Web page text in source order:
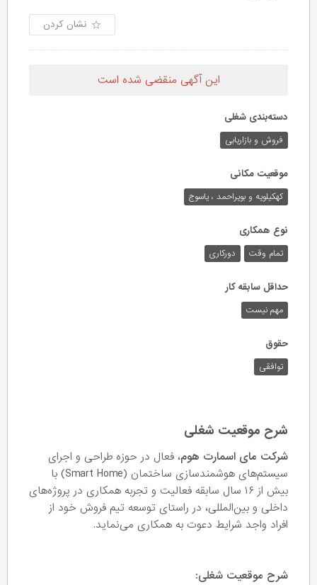
نشان کردن
این آگهی منقضی شده است
دسته‌بندی شغلی
فروش و بازاریابی
موقعیت مکانی
کهکیلویه و بویراحمد ، یاسوج
نوع همکاری
تمام وقت دورکاری
حداقل سابقه کار
مهم نیست
حقوق
توافقی
شرح موقعیت شغلی
شرکت مای اسمارت هوم، فعال در حوزه طراحی و اجرای
سیستم‌های هوشمندسازی ساختمان (Smart Home) با
بیش از ۱۶ سال سابقه فعالیت و تجربه همکاری در پروژه‌های
داخلی و بین‌المللی، در راستای توسعه تیم فروش خود از
افراد واجد شرایط دعوت به همکاری می‌نماید.
شرح موقعیت شغلی: